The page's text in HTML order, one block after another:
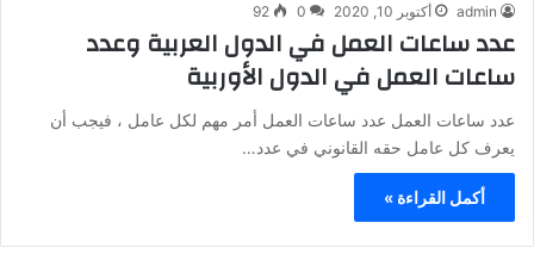
admin أكتوبر 10, 2020 0
92
عدد ساعات العمل في الدول العربية وعدد
ساعات العمل في الدول الأوربية
عدد ساعات العمل عدد ساعات العمل أمر مهم لكل عامل ، فيجب أن
يعرف كل عامل حقه القانوني في عدد…
أكمل القراءة »